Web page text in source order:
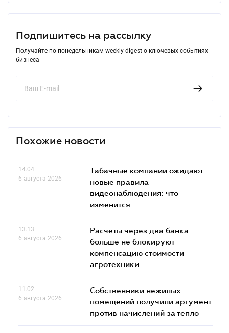
Подпишитесь на рассылку
Получайте по понедельникам weekly-digest о ключевых событиях
бизнеса
Похожие новости
14.04
6 августа 2026
Табачные компании ожидают
новые правила
видеонаблюдения: что
изменится
13.13
6 августа 2026
Расчеты через два банка
больше не блокируют
компенсацию стоимости
агротехники
11.02
6 августа 2026
Собственники нежилых
помещений получили аргумент
против начислений за тепло